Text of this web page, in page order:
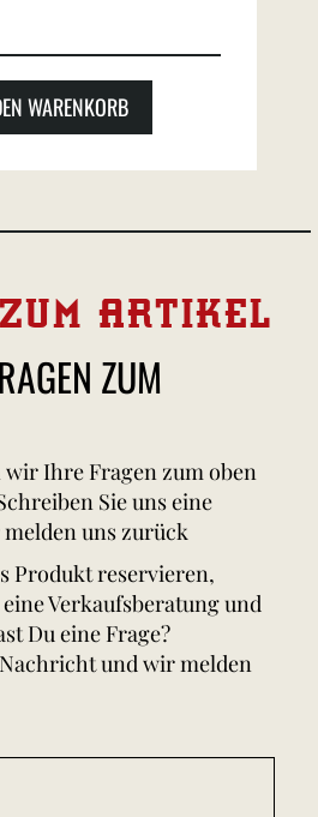
WARENKORB
ARTIKEL
ZUM
Ihre Fragen zum oben
Sie uns eine
uns zurück
Produkt reservieren,
Verkaufsberatung und
Du eine Frage?
und wir melden